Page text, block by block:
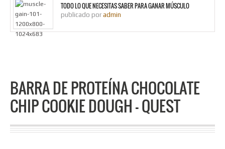
BARRA DE PROTEÍNA CHOCOLATE
CHIP COOKIE DOUGH – QUEST
TODO LO QUE NECESITAS SABER PARA GANAR MÚSCULO
publicado por admin